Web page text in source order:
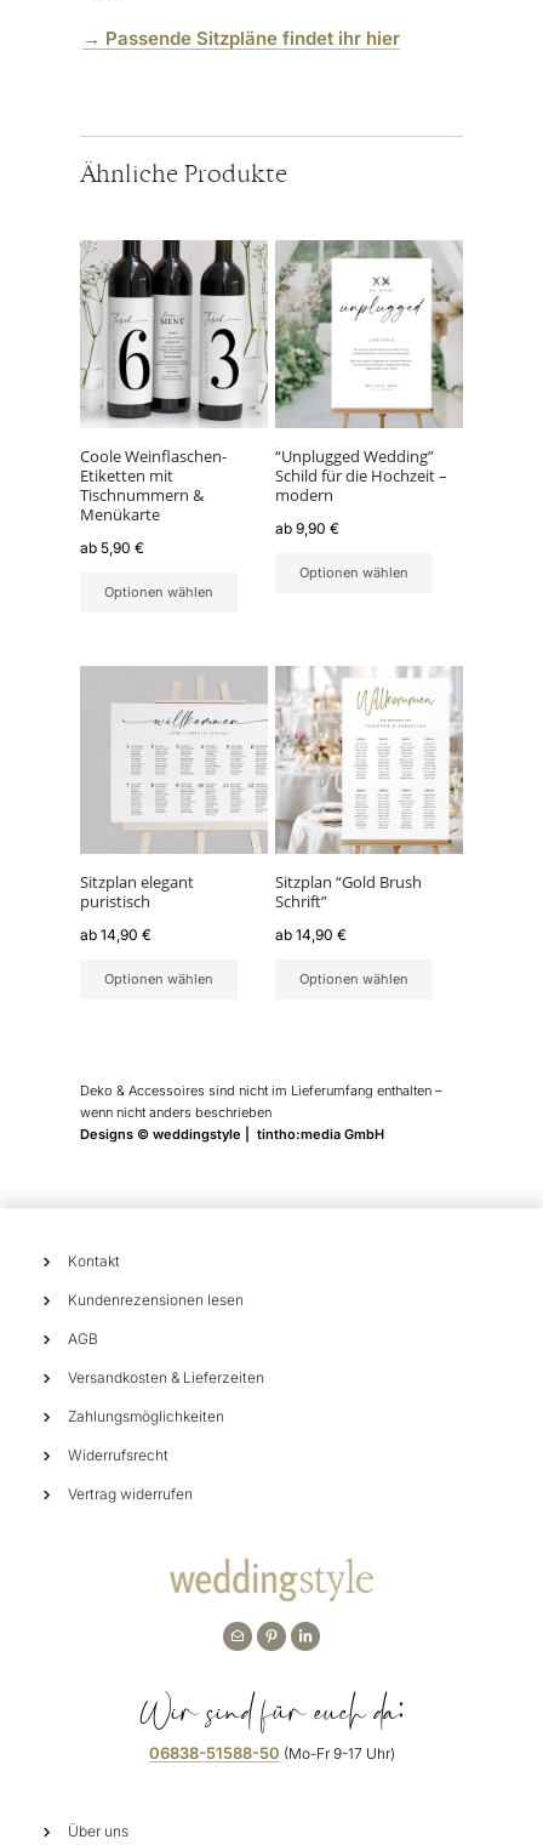
→ Passende Sitzpläne findet ihr hier
Ähnliche Produkte
Coole Weinflaschen-
Etiketten mit
Tischnummern &
Menükarte
ab 5,90 €
Optionen wählen
Dieses
Produkt
weist
mehrere
Varianten
auf.
Die
Optionen
können
auf
der
gewählt
werden
“Unplugged Wedding”
Schild für die Hochzeit –
modern
ab9,90€
Optionen wählen
Dieses
Produkt
weist
mehrere
Varianten
auf.
Die
Optionen
können
auf
der
Produktseite
werden
Sitzplan elegant
puristisch
ab 14,90 €
Optionen wählen
Produkt
weist
mehrere
Varianten
Optionen
können
auf
der
gewählt
Sitzplan “Gold Brush
Schrift”
ab14,90€
Optionen wählen
Dieses
Produkt
weist
mehrere
Varianten
Die
Optionen
können
auf
der
gewählt
Deko & Accessoires sind nicht im Lieferumfang enthalten –
wenn nicht anders beschrieben
Designs © weddingstyle | tintho:media GmbH
Kontakt
Kundenrezensionen lesen
AGB
Versandkosten & Lieferzeiten
Zahlungsmöglichkeiten
Widerrufsrecht
Vertrag widerrufen
Wir sind für euch da:
06838-51588-50 (Mo-Fr 9-17 Uhr)
Über uns